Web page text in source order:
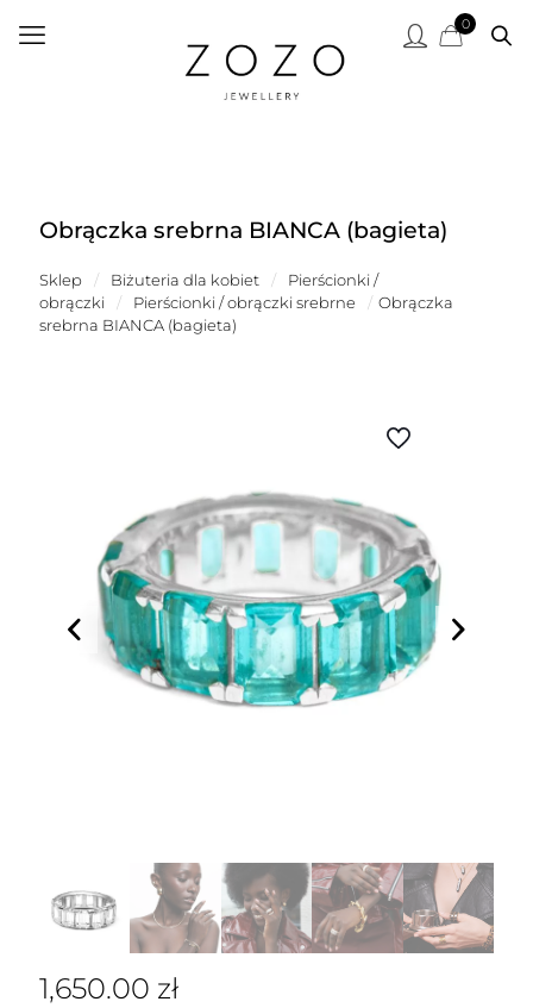
0
Obrączka srebrna BIANCA (bagieta)
Sklep / Biżuteria dla kobiet /
Pierścionki /
obrączki
/ Pierścionki / obrączki srebrne / Obrączka
srebrna BIANCA (bagieta)
1,650.00 zł